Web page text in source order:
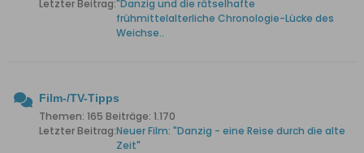
Letzter Beitrag:"Danzig und die rätselhafte
frühmittelalterliche Chronologie-Lücke des
Weichse..
Film-/TV-Tipps
Themen: 165 Beiträge: 1.170
Letzter Beitrag:Neuer Film: "Danzig - eine Reise durch die alte
Zeit"